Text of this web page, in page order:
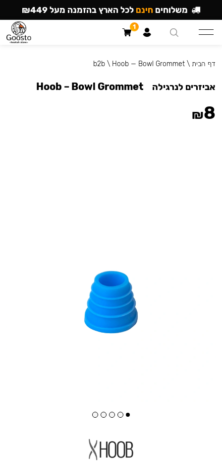
דף הבית \
b2b\ Hoob — Bowl Grommet
אביזרים לנרגילה Hoob – Bowl Grommet
₪8
משלוחים חינם לכל הארץ בהזמנה מעל ₪449
1